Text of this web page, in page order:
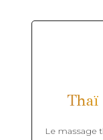
Thaï
Le massage